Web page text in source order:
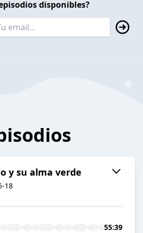
disponibles?
y su alma verde
18
55:39